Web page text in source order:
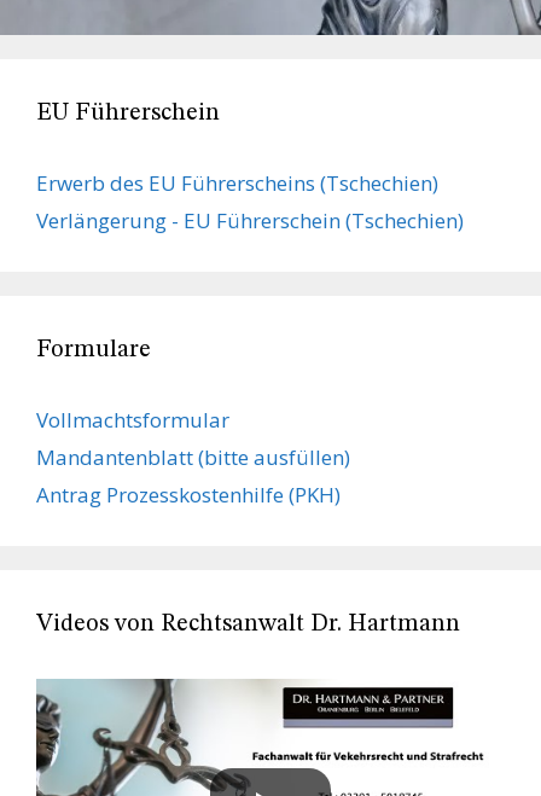
EU Führerschein
Erwerb des EU Führerscheins (Tschechien)
Verlängerung - EU Führerschein (Tschechien)
Formulare
Vollmachts­formular
Mandanten­blatt (bitte ausfüllen)
Antrag Prozesskostenhilfe (PKH)
Videos von Rechtsanwalt Dr. Hartmann